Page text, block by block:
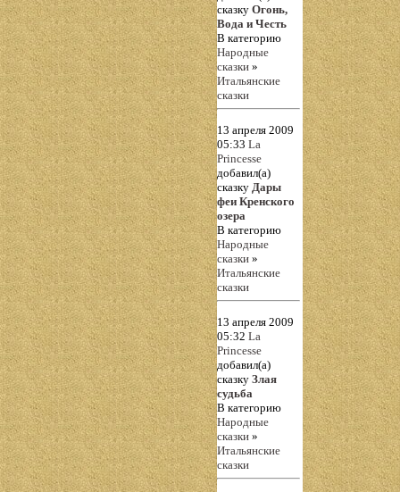
сказку Огонь,
Вода и Честь
В категорию
Народные
сказки »
Итальянские
сказки
13 апреля 2009
05:33 La
Princesse
добавил(а)
сказку Дары
феи Кренского
озера
В категорию
Народные
сказки »
Итальянские
сказки
13 апреля 2009
05:32 La
Princesse
добавил(а)
сказку Злая
судьба
В категорию
Народные
сказки »
Итальянские
сказки